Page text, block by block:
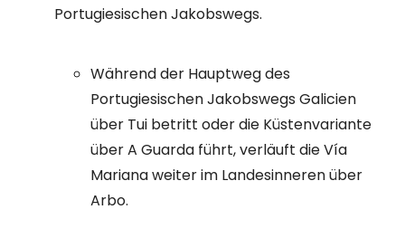
Portugiesischen Jakobswegs.
Während der Hauptweg des
Portugiesischen Jakobswegs Galicien
über Tui betritt oder die Küstenvariante
über A Guarda führt, verläuft die Vía
Mariana weiter im Landesinneren über
Arbo.